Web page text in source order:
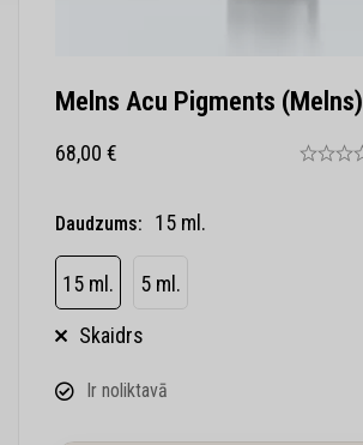
Melns Acu Pigments (melns)
68,00 €
Daudzums: 15 ml.
15 ml. 5 ml.
Skaidrs
Ir noliktavā